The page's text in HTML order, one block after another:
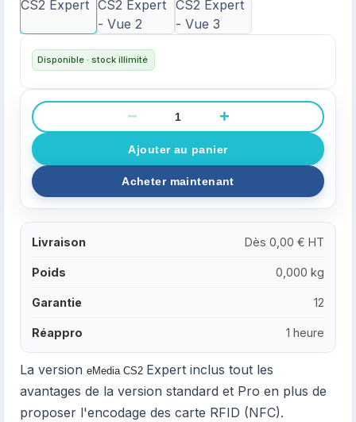
Disponible · stock illimité
− +
Livraison Dès 0,00 € HT
Poids 0,000 kg
Garantie 12
Réappro 1 heure
La version eMedia CS2 Expert inclus tout les
avantages de la version standard et Pro en plus de
proposer l'encodage des carte RFID (NFC).